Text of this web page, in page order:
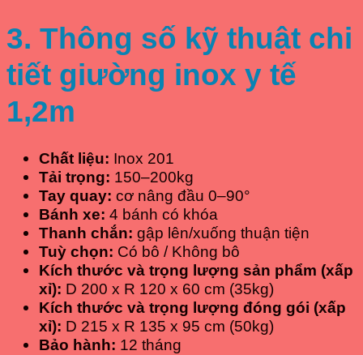
3. Thông số kỹ thuật chi
tiết giường inox y tế
1,2m
Chất liệu: Inox 201
Tải trọng: 150–200kg
Tay quay: cơ nâng đầu 0–90°
Bánh xe: 4 bánh có khóa
Thanh chắn: gập lên/xuống thuận tiện
Tuỳ chọn: Có bô / Không bô
Kích thước và trọng lượng sản phẩm (xấp
xỉ): D 200 x R 120 x 60 cm (35kg)
Kích thước và trọng lượng đóng gói (xấp
xỉ): D 215 x R 135 x 95 cm (50kg)
Bảo hành: 12 tháng